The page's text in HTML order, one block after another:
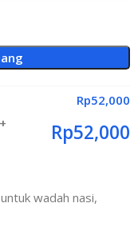
Rp52,000
Rp52,000
wadah nasi,